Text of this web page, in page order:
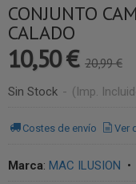
CONJUNTO
CALADO
10,50 € 20,99 €
Sin Stock - (Imp.
Costes de envío Ver
Marca: MAC ILUSION •